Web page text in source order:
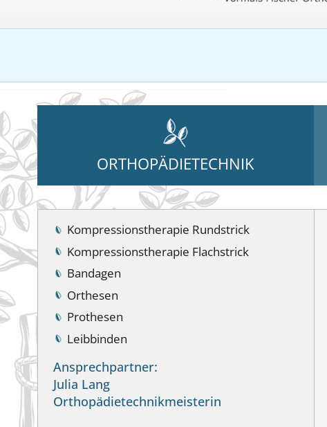
ORTHOPÄDIETECHNIK
Kompressionstherapie Rundstrick
Kompressionstherapie Flachstrick
Bandagen
Orthesen
Prothesen
Leibbinden
Ansprechpartner:
Julia Lang
Orthopädietechnikmeisterin